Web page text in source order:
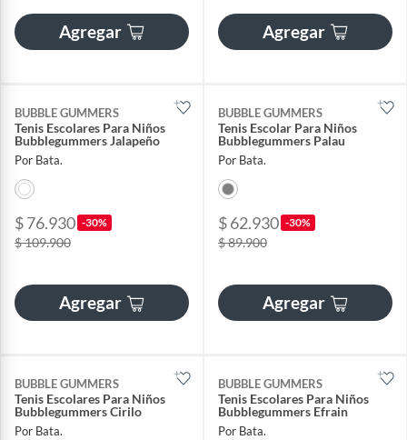
Agregar Agregar
BUBBLE GUMMERS
Tenis Escolares Para Niños
Bubblegummers Jalapeño
Por Bata.
$ 76.930 -30%
$ 109.900
Agregar
BUBBLE GUMMERS
Tenis Escolar Para Niños
Bubblegummers Palau
Por Bata.
$ 62.930 -30%
$ 89.900
Agregar
BUBBLE GUMMERS
Tenis Escolares Para Niños
Bubblegummers Cirilo
Por Bata.
BUBBLE GUMMERS
Tenis Escolares Para Niños
Bubblegummers Efrain
Por Bata.